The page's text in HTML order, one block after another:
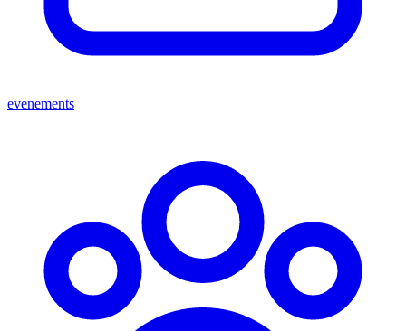
evenements